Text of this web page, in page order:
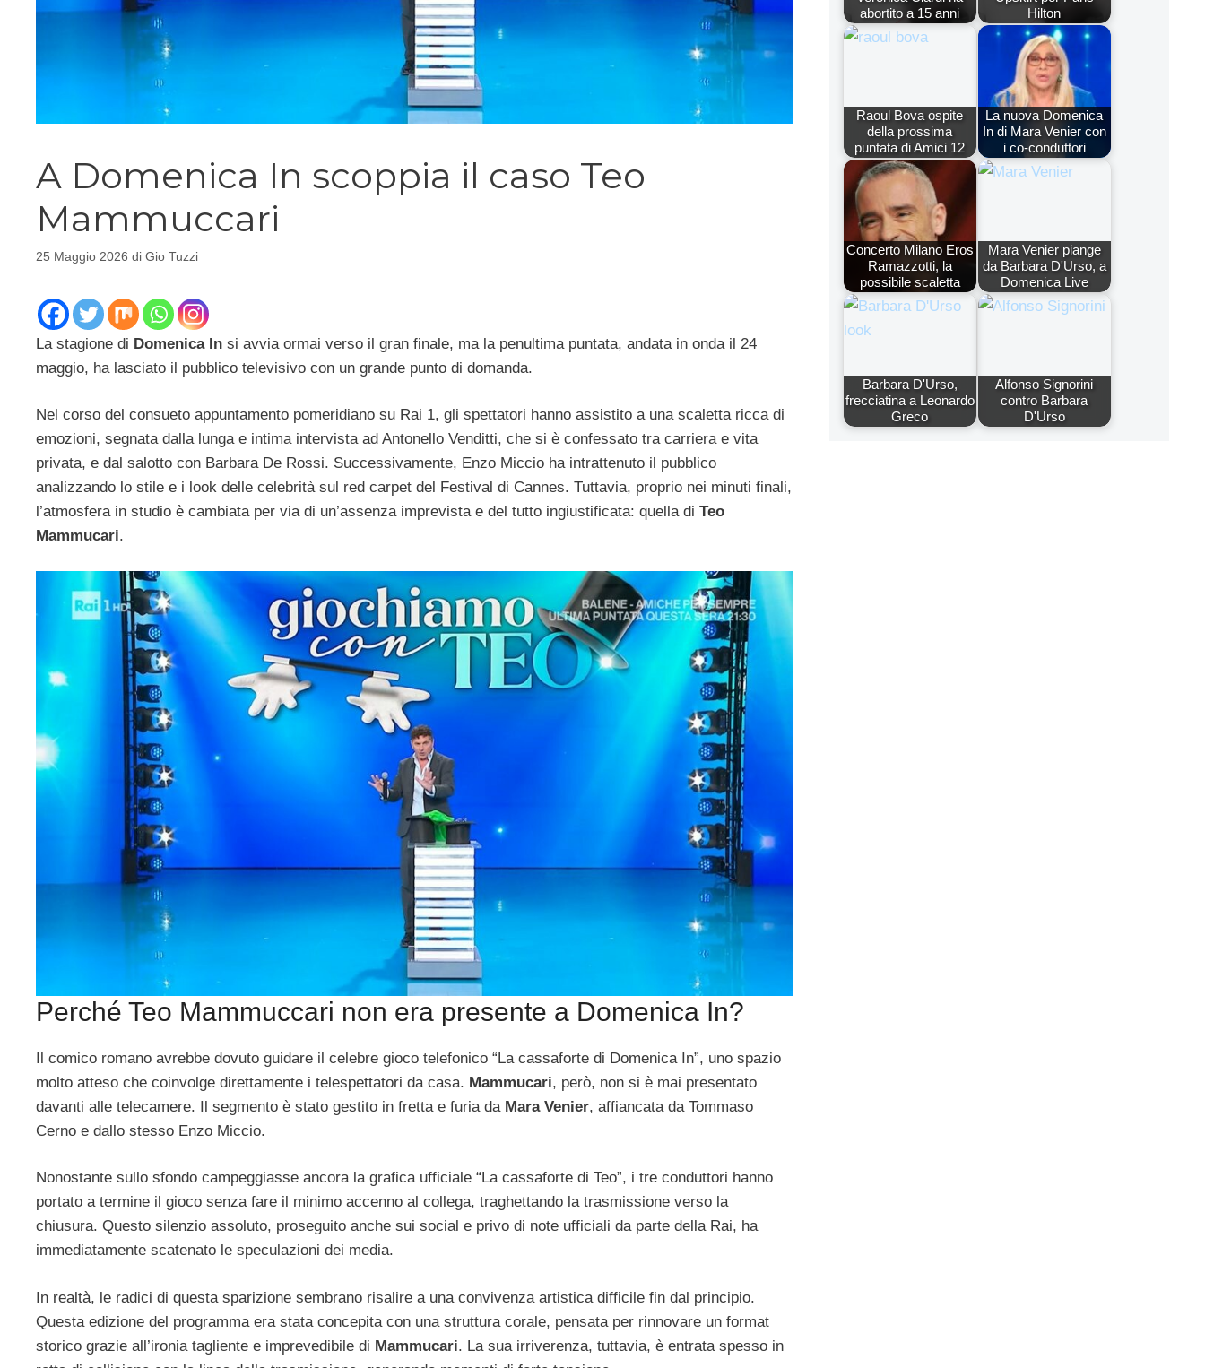
A Domenica In scoppia il caso Teo
Mammuccari
25 Maggio 2026 di Gio Tuzzi
La stagione di Domenica In si avvia ormai verso il gran finale, ma la penultima puntata, andata in onda il 24
maggio, ha lasciato il pubblico televisivo con un grande punto di domanda.
Nel corso del consueto appuntamento pomeridiano su Rai 1, gli spettatori hanno assistito a una scaletta ricca di
emozioni, segnata dalla lunga e intima intervista ad Antonello Venditti, che si è confessato tra carriera e vita
privata, e dal salotto con Barbara De Rossi. Successivamente, Enzo Miccio ha intrattenuto il pubblico
analizzando lo stile e i look delle celebrità sul red carpet del Festival di Cannes. Tuttavia, proprio nei minuti finali,
l’atmosfera in studio è cambiata per via di un’assenza imprevista e del tutto ingiustificata: quella di Teo
Mammucari.
Perché Teo Mammuccari non era presente a Domenica In?
Il comico romano avrebbe dovuto guidare il celebre gioco telefonico “La cassaforte di Domenica In”, uno spazio
molto atteso che coinvolge direttamente i telespettatori da casa. Mammucari, però, non si è mai presentato
davanti alle telecamere. Il segmento è stato gestito in fretta e furia da Mara Venier, affiancata da Tommaso
Cerno e dallo stesso Enzo Miccio.
Nonostante sullo sfondo campeggiasse ancora la grafica ufficiale “La cassaforte di Teo”, i tre conduttori hanno
portato a termine il gioco senza fare il minimo accenno al collega, traghettando la trasmissione verso la
chiusura. Questo silenzio assoluto, proseguito anche sui social e privo di note ufficiali da parte della Rai, ha
immediatamente scatenato le speculazioni dei media.
In realtà, le radici di questa sparizione sembrano risalire a una convivenza artistica difficile fin dal principio.
Questa edizione del programma era stata concepita con una struttura corale, pensata per rinnovare un format
storico grazie all’ironia tagliente e imprevedibile di Mammucari. La sua irriverenza, tuttavia, è entrata spesso in
abortito a 15 anni
Hilton
Raoul Bova ospite
della prossima
puntata di Amici 12
La nuova Domenica
In di Mara Venier con
i co-conduttori
Concerto Milano Eros
Ramazzotti, la
possibile scaletta
Mara Venier piange
da Barbara D'Urso, a
Domenica Live
Barbara D'Urso,
frecciatina a Leonardo
Greco
Alfonso Signorini
contro Barbara
D'Urso